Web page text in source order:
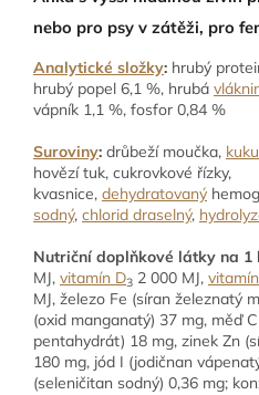
nebo pro psy v zátěži, pro
Analytické složky: hrubý
hrubý popel 6,1 %, hrubá
vápník 1,1 %, fosfor 0,84 %
Suroviny: drůbeží moučka,
hovězí tuk, cukrovkové řízky,
kvasnice, dehydratovaný
sodný, chlorid draselný,
Nutriční doplňkové látky na 1
MJ, vitamín D3 2 000 MJ,
MJ, železo Fe (síran železnatý
(oxid manganatý) 37 mg, měď
pentahydrát) 18 mg, zinek Zn
180 mg, jód I (jodičnan
(seleničitan sodný) 0,36 mg;